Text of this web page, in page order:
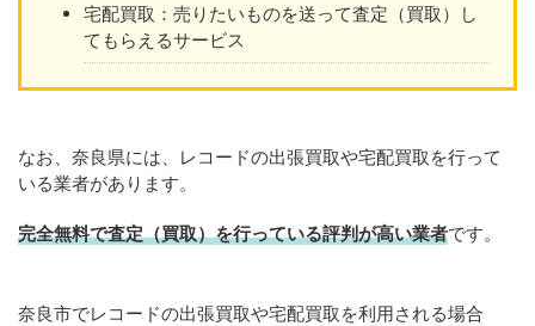
宅配買取：売りたいものを送って査定（買取）し
てもらえるサービス
なお、奈良県には、レコードの出張買取や宅配買取を行って
いる業者があります。
完全無料で査定（買取）を行っている評判が高い業者です。
奈良市でレコードの出張買取や宅配買取を利用される場合